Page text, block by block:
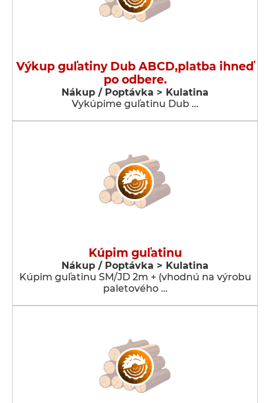
Výkup guľatiny Dub ABCD,platba ihneď
po odbere.
Nákup / Poptávka > Kulatina
Vykúpime guľatinu Dub …
Kúpim guľatinu
Nákup / Poptávka > Kulatina
Kúpim guľatinu SM/JD 2m + (vhodnú na výrobu
paletového …